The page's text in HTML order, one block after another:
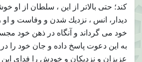
كند؛ حتى بالاتر از اين ، سلطان از او
ديدار، انس ، نزديك شدن و وفاست و او
خود مى گرداند و آنگاه در ذهن خود
به اين دعوت پاسخ داده و جان خود را
عزيزان و نزديكان و خودش را فداى